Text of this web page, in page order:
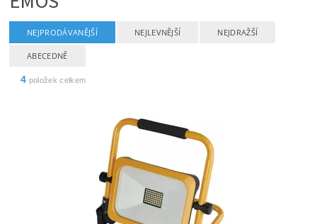
NEJPRODÁVANĚJŠÍ NEJLEVNĚJŠÍ NEJDRAŽŠÍ
ABECEDNĚ
4 položek celkem